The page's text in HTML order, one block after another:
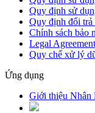
Quy định sử
Quy định đổi trả
Chính sách bảo
Legal
Quy chế xử lý
Ứng dụng
Giới thiệu Nhân